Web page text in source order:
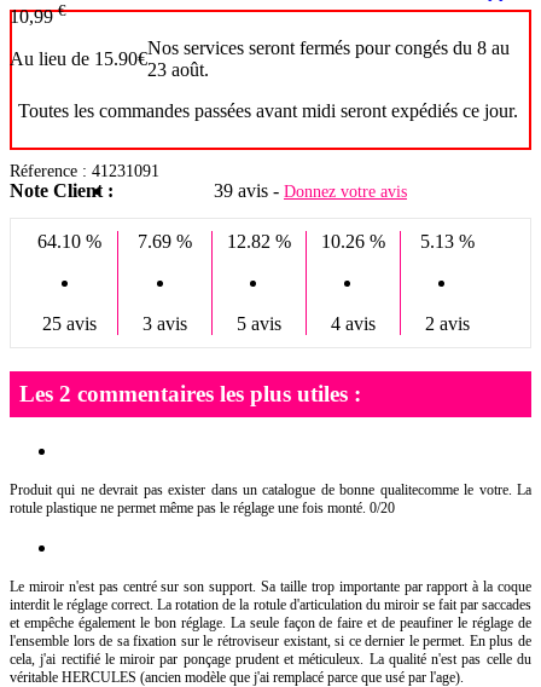
10,99€
Au lieu de 15.90€Nos services seront fermés pour congés du 8 au
23 août.
Toutes les commandes passées avant midi seront expédiés ce jour.
Réference : 41231091
Note Client : 39 avis - Donnez votre avis
64.10 %
25 avis
7.69 %
3 avis
12.82 %
5 avis
10.26 %
4 avis
5.13 %
2 avis
Les 2 commentaires les plus utiles :
Produit qui ne devrait pas exister dans un catalogue de bonne qualitecomme le votre. La
rotule plastique ne permet même pas le réglage une fois monté. 0/20
Le miroir n'est pas centré sur son support. Sa taille trop importante par rapport à la coque
interdit le réglage correct. La rotation de la rotule d'articulation du miroir se fait par saccades
et empêche également le bon réglage. La seule façon de faire et de peaufiner le réglage de
l'ensemble lors de sa fixation sur le rétroviseur existant, si ce dernier le permet. En plus de
cela, j'ai rectifié le miroir par ponçage prudent et méticuleux. La qualité n'est pas celle du
véritable HERCULES (ancien modèle que j'ai remplacé parce que usé par l'age).